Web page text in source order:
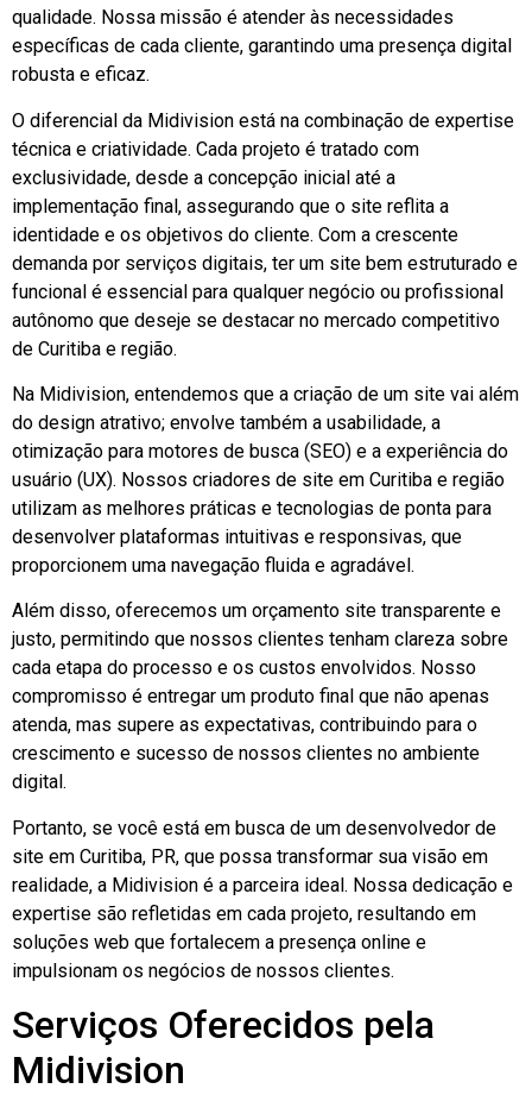
qualidade. Nossa missão é atender às necessidades
específicas de cada cliente, garantindo uma presença digital
robusta e eficaz.
O diferencial da Midivision está na combinação de expertise
técnica e criatividade. Cada projeto é tratado com
exclusividade, desde a concepção inicial até a
implementação final, assegurando que o site reflita a
identidade e os objetivos do cliente. Com a crescente
demanda por serviços digitais, ter um site bem estruturado e
funcional é essencial para qualquer negócio ou profissional
autônomo que deseje se destacar no mercado competitivo
de Curitiba e região.
Na Midivision, entendemos que a criação de um site vai além
do design atrativo; envolve também a usabilidade, a
otimização para motores de busca (SEO) e a experiência do
usuário (UX). Nossos criadores de site em Curitiba e região
utilizam as melhores práticas e tecnologias de ponta para
desenvolver plataformas intuitivas e responsivas, que
proporcionem uma navegação fluida e agradável.
Além disso, oferecemos um orçamento site transparente e
justo, permitindo que nossos clientes tenham clareza sobre
cada etapa do processo e os custos envolvidos. Nosso
compromisso é entregar um produto final que não apenas
atenda, mas supere as expectativas, contribuindo para o
crescimento e sucesso de nossos clientes no ambiente
digital.
Portanto, se você está em busca de um desenvolvedor de
site em Curitiba, PR, que possa transformar sua visão em
realidade, a Midivision é a parceira ideal. Nossa dedicação e
expertise são refletidas em cada projeto, resultando em
soluções web que fortalecem a presença online e
impulsionam os negócios de nossos clientes.
Serviços Oferecidos pela
Midivision